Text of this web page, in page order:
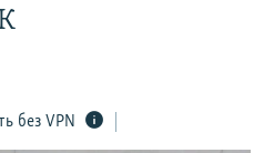
ИСТОРИЙ СОПРОТИВЛЕНИЯ
без VPN